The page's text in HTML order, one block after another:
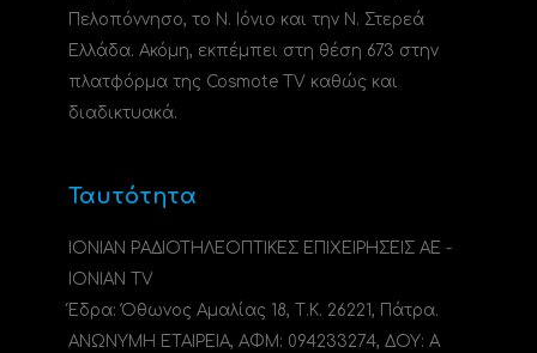
Πελοπόννησο, το N. Ιόνιο και την Ν. Στερεά
Ελλάδα. Ακόμη, εκπέμπει στη θέση 673 στην
πλατφόρμα της Cosmote TV καθώς και
διαδικτυακά.
Ταυτότητα
ΙΟΝΙΑΝ ΡΑΔΙΟΤΗΛΕΟΠΤΙΚΕΣ ΕΠΙΧΕΙΡΗΣΕΙΣ ΑΕ -
IONIAN TV
Έδρα: Όθωνος Αμαλίας 18, Τ.Κ. 26221, Πάτρα.
ΑΝΩΝΥΜΗ ΕΤΑΙΡΕΙΑ, ΑΦΜ: 094233274, ΔΟΥ: A